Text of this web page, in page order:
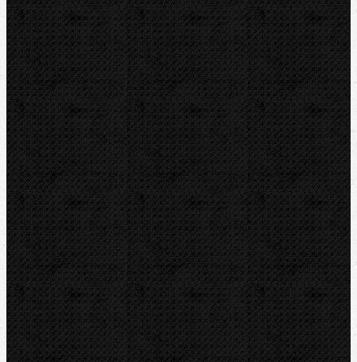
Přidat komentář
Sortiment
Akce
Mechanické
Elektrické
Hydraulické
Ohýbačky a ohýbací sady
Ohýbací segmenty CBC